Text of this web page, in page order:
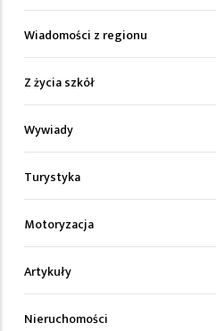
Wiadomości z regionu
Z życia szkół
Wywiady
Turystyka
Motoryzacja
Artykuły
Nieruchomości